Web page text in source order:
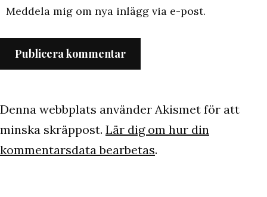
Meddela mig om nya inlägg via e-post.
Denna webbplats använder Akismet för att
minska skräppost. Lär dig om hur din
kommentarsdata bearbetas.